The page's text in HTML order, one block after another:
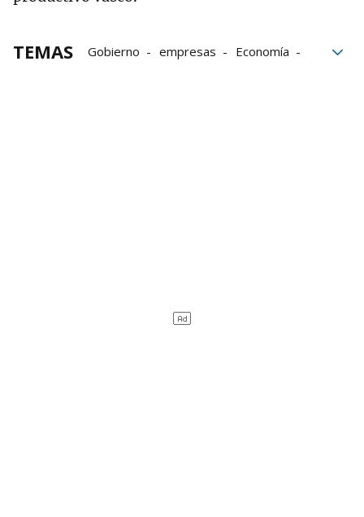
TEMAS Gobierno empresas
Economía